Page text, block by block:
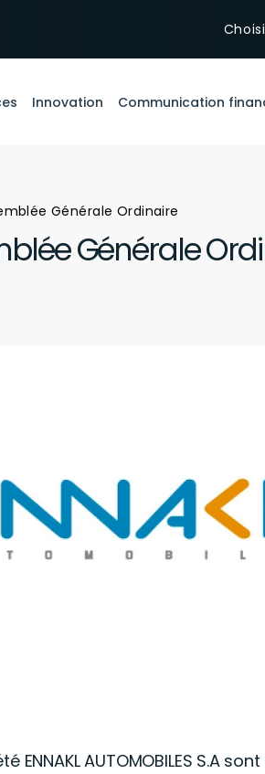
Innovation Communication
Générale Ordinaire
Générale
AUTOMOBILES S.A